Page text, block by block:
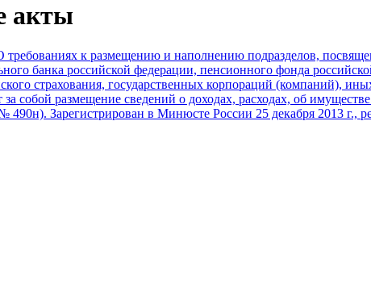
акты
к размещению и наполнению подразделов,
банка российской федерации, пенсионного фонда
страхования, государственных корпораций (компаний),
собой размещение сведений о доходах, расходах, об
490н). Зарегистрирован в Минюсте России 25 декабря 2013 г.,